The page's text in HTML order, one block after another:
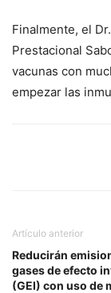
Finalmente, el
Prestacional
vacunas con
empezar las
Artículo anterior
Reducirán
gases de efecto
(GEI) con uso de